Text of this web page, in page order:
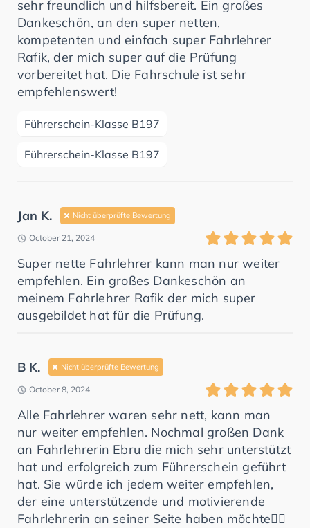
sehr freundlich und hilfsbereit. Ein großes
Dankeschön, an den super netten,
kompetenten und einfach super Fahrlehrer
Rafik, der mich super auf die Prüfung
vorbereitet hat. Die Fahrschule ist sehr
empfehlenswert!
Führerschein-Klasse B197
Führerschein-Klasse B197
Jan K. Nicht überprüfte Bewertung
October 21, 2024
Super nette Fahrlehrer kann man nur weiter
empfehlen. Ein großes Dankeschön an
meinem Fahrlehrer Rafik der mich super
ausgebildet hat für die Prüfung.
B K. Nicht überprüfte Bewertung
October 8, 2024
Alle Fahrlehrer waren sehr nett, kann man
nur weiter empfehlen. Nochmal großen Dank
an Fahrlehrerin Ebru die mich sehr unterstützt
hat und erfolgreich zum Führerschein geführt
hat. Sie würde ich jedem weiter empfehlen,
der eine unterstützende und motivierende
Fahrlehrerin an seiner Seite haben möchte👍🏻